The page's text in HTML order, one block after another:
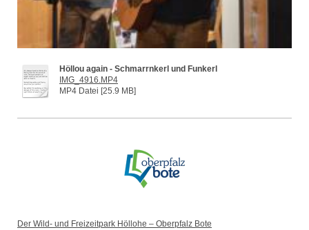
Höllou again - Schmarrnkerl und Funkerl
IMG_4916.MP4
MP4 Datei [25.9 MB]
Der Wild- und Freizeitpark Höllohe – Oberpfalz Bote